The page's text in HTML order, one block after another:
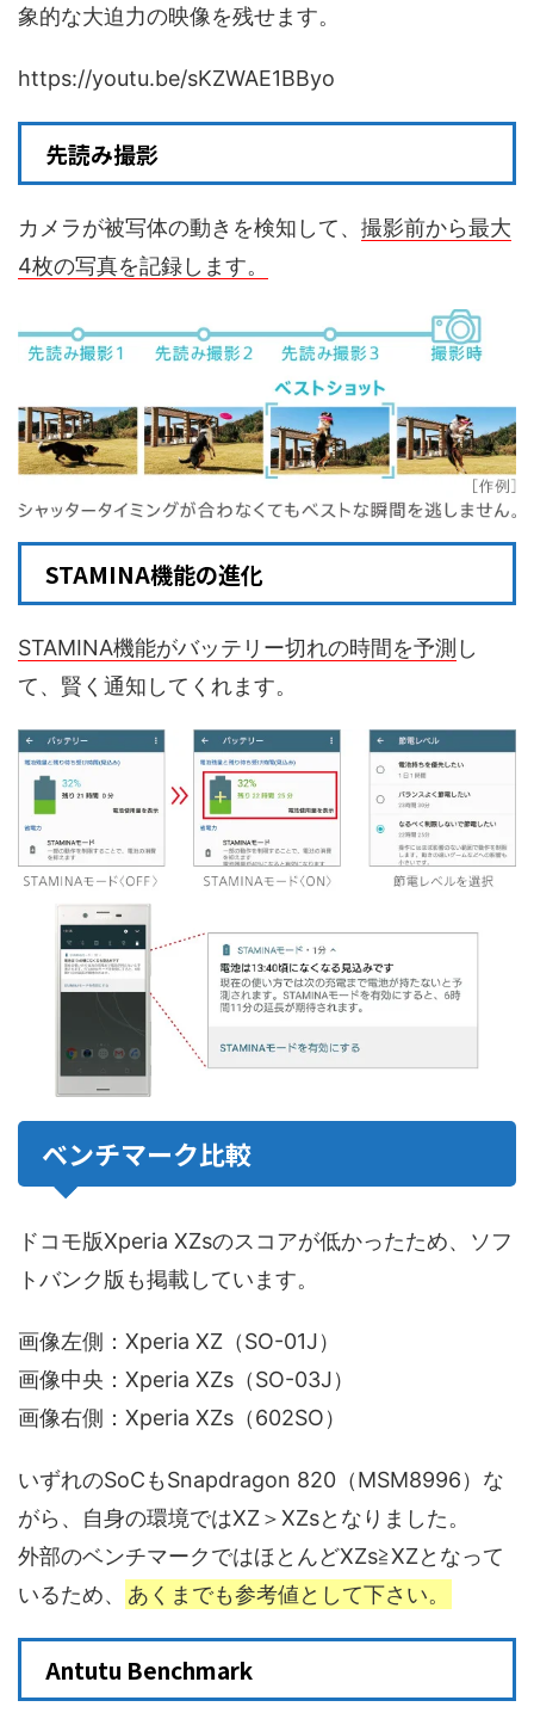
象的な大迫力の映像を残せます。
https://youtu.be/sKZWAE1BByo
先読み撮影
カメラが被写体の動きを検知して、 撮影前から最大
4枚の写真を記録します。
STAMINA機能の進化
STAMINA機能がバッテリー切れの時間を予測 し
て、賢く通知してくれます。
ベンチマーク比較
ドコモ版Xperia XZsのスコアが低かったため、ソフ
トバンク版も掲載しています。
画像左側：Xperia XZ（SO-01J）
画像中央：Xperia XZs（SO-03J）
画像右側：Xperia XZs（602SO）
いずれのSoCもSnapdragon 820（MSM8996）な
がら、自身の環境ではXZ＞XZsとなりました。
外部のベンチマークではほとんどXZs≧XZとなって
いるため、
あくまでも参考値として下さい。
Antutu Benchmark